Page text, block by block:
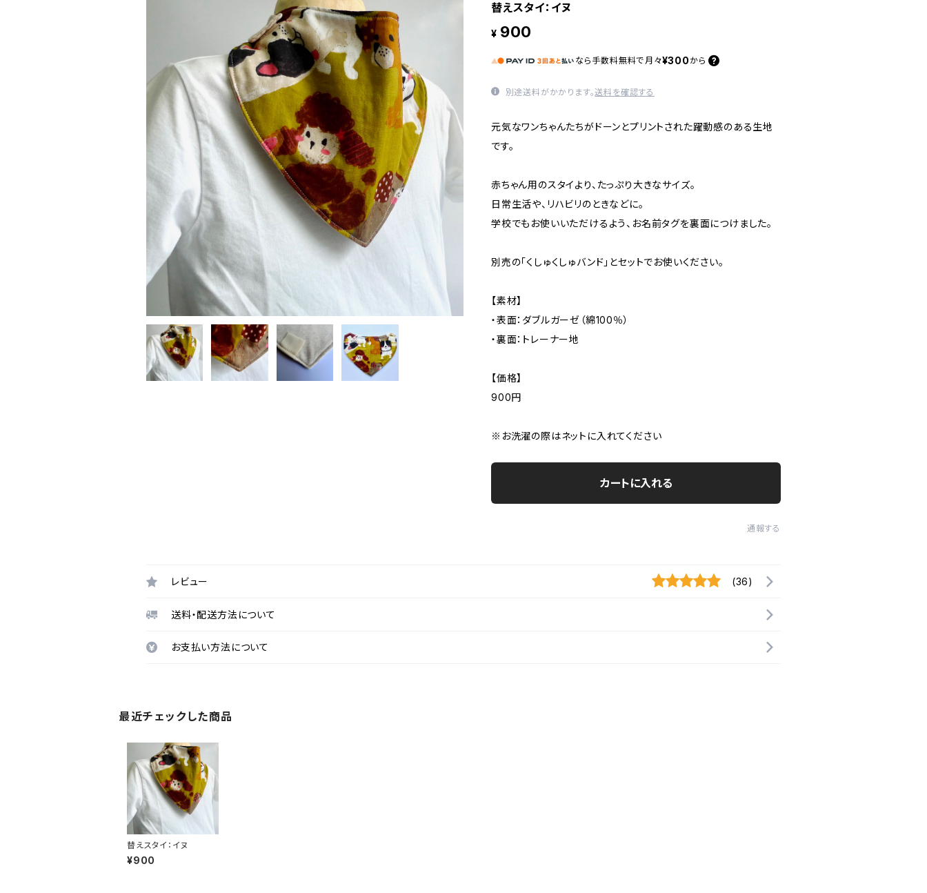
替えスタイ：イヌ
¥ 900
なら 手数料無料で 月々¥300 から
別途送料がかかります。送料を確認する
元気なワンちゃんたちがドーンとプリントされた躍動感のある生地
です。
赤ちゃん用のスタイより、たっぷり大きなサイズ。
日常生活や、リハビリのときなどに。
学校でもお使いいただけるよう、お名前タグを裏面につけました。
別売の「くしゅくしゅバンド」とセットでお使いください。
【素材】
・表面：ダブルガーゼ（綿100％）
・裏面：トレーナー地
【価格】
900円
※お洗濯の際はネットに入れてください
カートに入れる
通報する
レビュー (36)
送料・配送方法について
お支払い方法について
最近チェックした商品
替えスタイ：イヌ
¥900